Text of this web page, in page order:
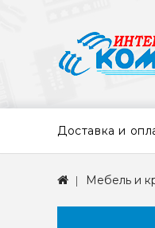
Доставка и
Мебель и